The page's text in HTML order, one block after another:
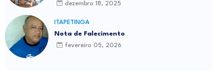
dezembro 18, 2025
ITAPETINGA
Nota de Falecimento
fevereiro 05, 2026